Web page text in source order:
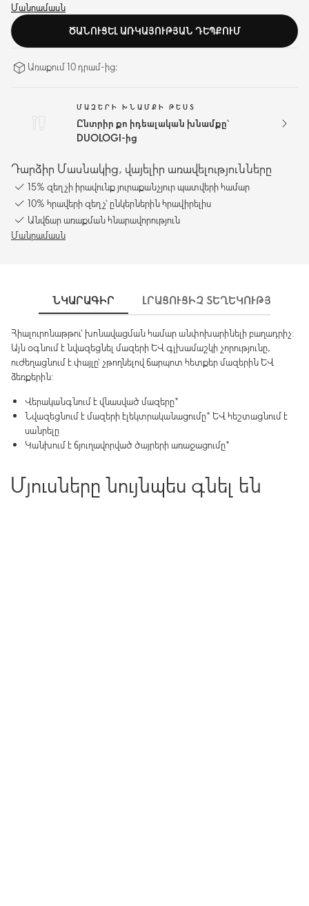
ձեռքերին:
Մանրամասն
ԾԱՆՈՒՑԵԼ ԱՌԿԱՅՈՒԹՅԱՆ ԴԵՊՔՈՒՄ
Առաքում 10 դրամ-ից։
ՄԱԶԵՐԻ ԽՆԱՄՔԻ ԹԵՍՏ
Ընտրիր քո իդեալական խնամքը՝
DUOLOGI-ից
Դարձիր Մասնակից, վայելիր առավելությունները
15% զեղչի իրավունք յուրաքանչյուր պատվերի համար
10% հրավերի զեղչ՝ ընկերներին հրավիրելիս
Անվճար առաքման հնարավորություն
Մանրամասն
ՆԿԱՐԱԳԻՐ ԼՐԱՑՈՒՑԻՉ
Հիալուրոնաթթու՝ խոնավացման համար անփոխարինելի բաղադրիչ:
Այն օգնում է նվազեցնել մազերի և գլխամաշկի չորությունը,
ուժեղացնում է փայլը՝ չթողնելով ճարպոտ հետքեր մազերին և
ձեռքերին:
Վերականգնում է վնասված մազերը*
Նվազեցնում է մազերի էլեկտրականացումը* և հեշտացնում է
սանրելը
Կանխում է ճյուղավորված ծայրերի առաջացումը*
Մյուսները նույնպես գնել են